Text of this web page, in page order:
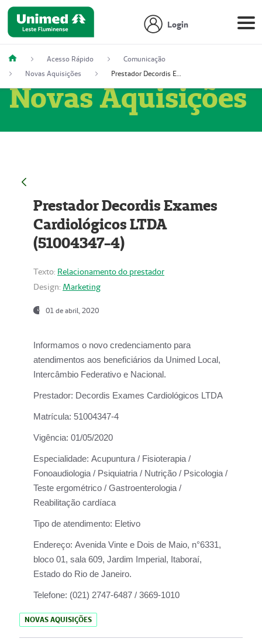
Login
Acesso Rápido
Comunicação
Novas Aquisições
Prestador Decordis Exames Cardiológicos LTDA (51004347-4)
Novas Aquisições
Prestador Decordis Exames
Cardiológicos LTDA
(51004347-4)
Texto: Relacionamento do prestador
Design: Marketing
01 de abril, 2020
Informamos o novo credenciamento para
atendimentos aos beneficiários da Unimed Local,
Intercâmbio Federativo e Nacional.
Prestador: Decordis Exames Cardiológicos LTDA
Matrícula: 51004347-4
Vigência: 01/05/2020
Especialidade: Acupuntura / Fisioterapia /
Fonoaudiologia / Psiquiatria / Nutrição / Psicologia /
Teste ergométrico / Gastroenterologia /
Reabilitação cardíaca
Tipo de atendimento: Eletivo
Endereço: Avenida Vinte e Dois de Maio, n°6331,
bloco 01, sala 609, Jardim Imperial, Itaboraí,
Estado do Rio de Janeiro.
Telefone: (021) 2747-6487 / 3669-1010
NOVAS AQUISIÇÕES